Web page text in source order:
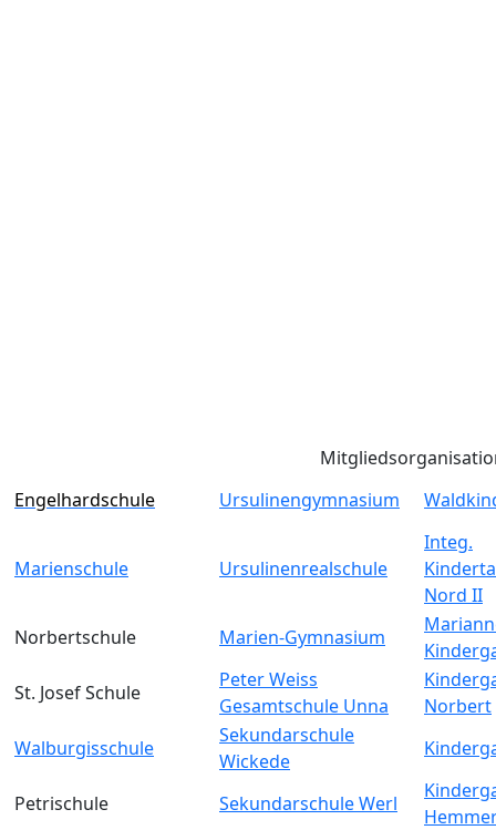
Engelhardschule
Ursulinengymnasium
Marienschule Ursulinenrealschule
Integ.
Nord II
Norbertschule
Marien-Gymnasium
St. Josef Schule
Peter Weiss
Gesamtschule Unna
Norbert
Walburgisschule
Sekundarschule
Wickede
Petrischule Sekundarschule Werl